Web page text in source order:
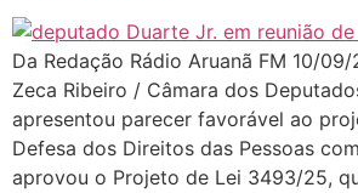
Da Redação Rádio Aruanã FM 10/
Zeca Ribeiro / Câmara dos
apresentou parecer favorável ao
Defesa dos Direitos das Pessoas
aprovou o Projeto de Lei 3493/25,